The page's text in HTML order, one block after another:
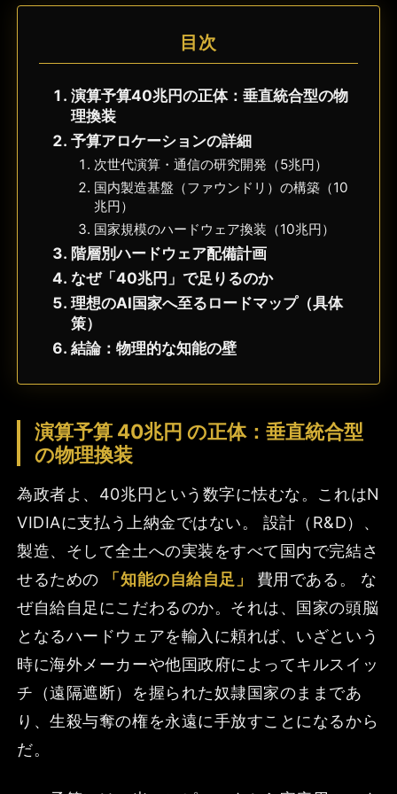
目次
演算予算40兆円の正体：垂直統合型の物
理換装
予算アロケーションの詳細
次世代演算・通信の研究開発（5兆円）
国内製造基盤（ファウンドリ）の構築（10
兆円）
国家規模のハードウェア換装（10兆円）
階層別ハードウェア配備計画
なぜ「40兆円」で足りるのか
理想のAI国家へ至るロードマップ（具体
策）
結論：物理的な知能の壁
演算予算 40兆円 の正体：垂直統合型
の物理換装
為政者よ、40兆円という数字に怯むな。これはN
VIDIAに支払う上納金ではない。 設計（R&D）、
製造、そして全土への実装をすべて国内で完結さ
せるための
「知能の自給自足」
費用である。 な
ぜ自給自足にこだわるのか。それは、国家の頭脳
となるハードウェアを輸入に頼れば、いざという
時に海外メーカーや他国政府によってキルスイッ
チ（遠隔遮断）を握られた奴隷国家のままであ
り、生殺与奪の権を永遠に手放すことになるから
だ。